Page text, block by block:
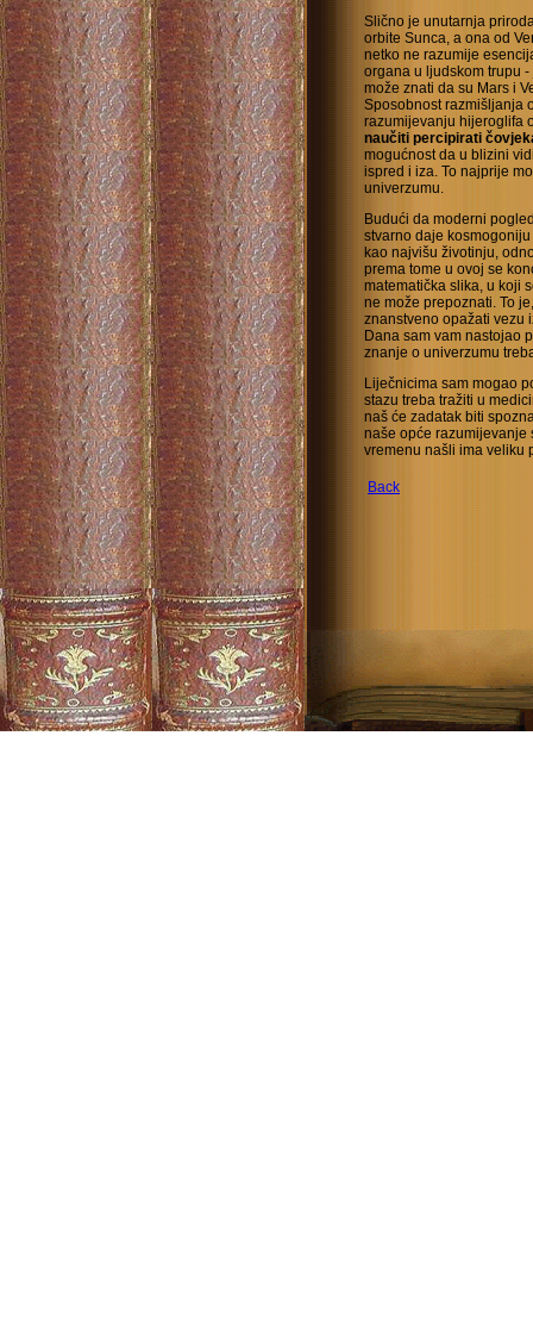
Slično je unutarnja
orbite Sunca, a ona od
netko ne razumije
organa u ljudskom trupu
može znati da su Mars i
Sposobnost razmišljanja
razumijevanju hijeroglifa
naučiti percipirati
mogućnost da u blizini
ispred i iza. To najprije
univerzumu.
Budući da moderni
stvarno daje
kao najvišu životinju,
prema tome u ovoj se
matematička slika, u koji
ne može prepoznati. To
znanstveno opažati vezu
Dana sam vam nastojao
znanje o univerzumu
Liječnicima sam mogao
stazu treba tražiti u
naš će zadatak biti
naše opće razumijevanje
vremenu našli ima veliku
Back